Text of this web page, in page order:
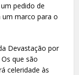
pedido de
um marco para o
Devastação por
que são
celeridade às